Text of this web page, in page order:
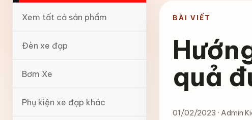
Xem tất cả sản phẩm
Đèn xe đạp
Bơm Xe
Phụ kiện xe đạp khác
BÀI VIẾT
quả
01/02/2023 · Admin